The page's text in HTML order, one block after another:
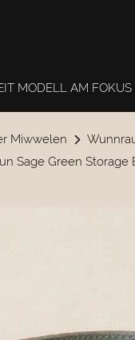
MODELL AM FOKUS
Miwwelen
Sage Green Storage